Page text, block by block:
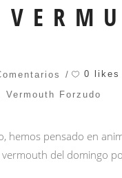
0 likes
Vermouth Forzudo
hemos pensado en
vermouth del domingo